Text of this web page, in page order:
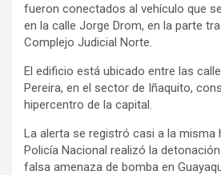
fueron conectados al vehículo que
en la calle Jorge Drom, en la parte
Complejo Judicial Norte.
El edificio está ubicado entre las
Pereira, en el sector de Iñaquito,
hipercentro de la capital.
La alerta se registró casi a la misma
Policía Nacional realizó la
falsa amenaza de bomba en